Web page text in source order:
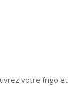
votre frigo